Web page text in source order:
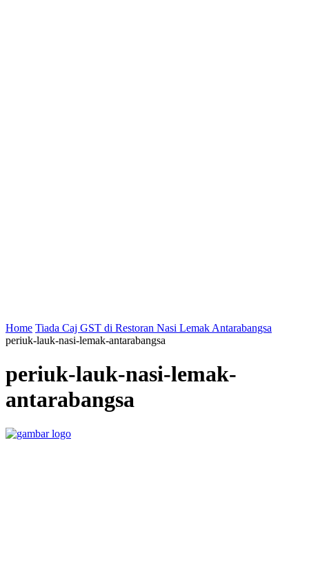
Home Tiada Caj GST di Restoran Nasi Lemak Antarabangsa
periuk-lauk-nasi-lemak-antarabangsa
periuk-lauk-nasi-lemak-
antarabangsa